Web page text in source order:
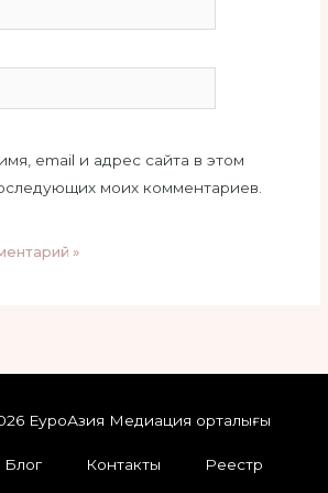
email и адрес сайта в этом
моих комментариев.
ЕуроАзия Медиация орталығы
Блог Контакты Реестр